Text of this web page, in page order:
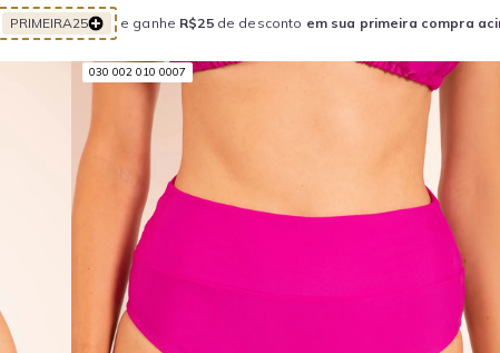
PRIMEIRA25 e ganhe R$25de desconto em sua primeira compra
030 002 010 0007